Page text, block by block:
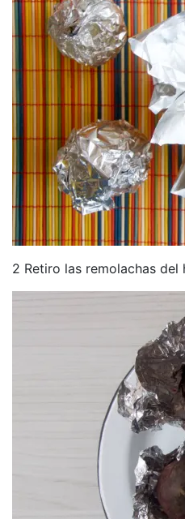
2 Retiro las remolachas